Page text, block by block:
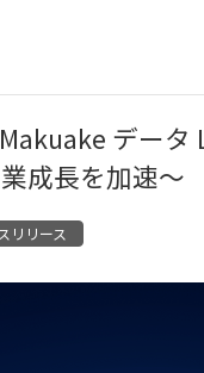
デー
成長を加速〜
リリース